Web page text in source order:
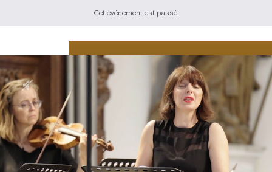
Cet événement est passé.